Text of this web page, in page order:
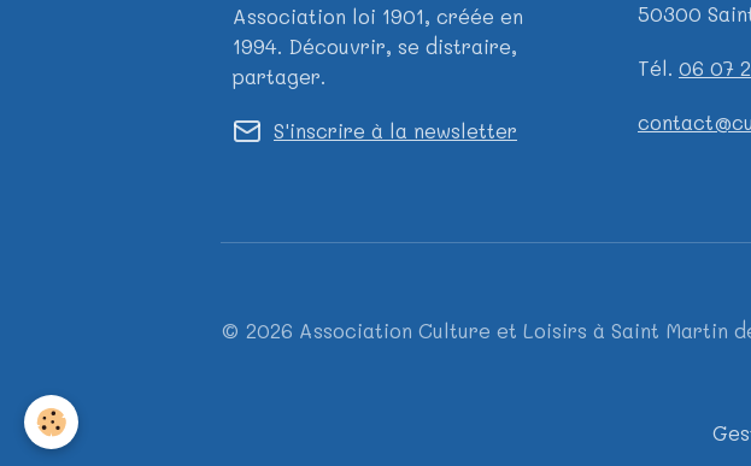
Association loi 1901, créée en
1994. Découvrir, se distraire,
partager.
S'inscrire à la newsletter
50300
Tél. 06 07
© 2026 Association Culture et Loisirs à Saint Martin